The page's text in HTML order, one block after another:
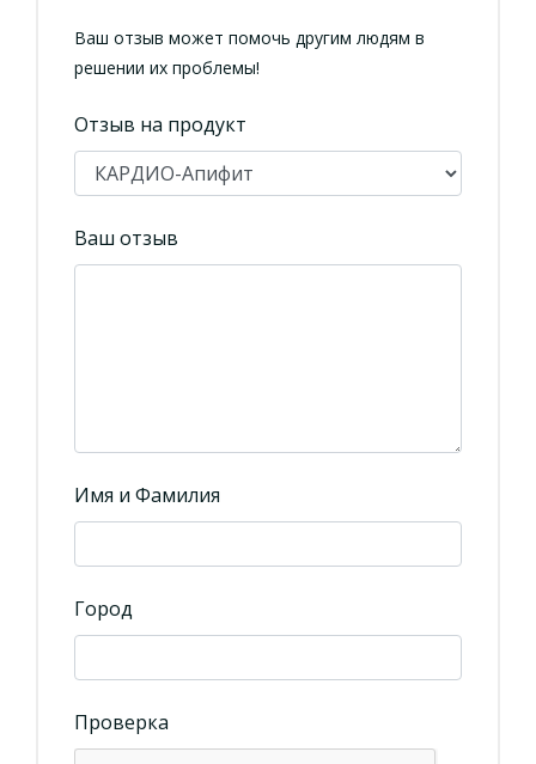
Ваш отзыв может помочь другим людям в
решении их проблемы!
Отзыв на продукт
Ваш отзыв
Имя и Фамилия
Город
Проверка